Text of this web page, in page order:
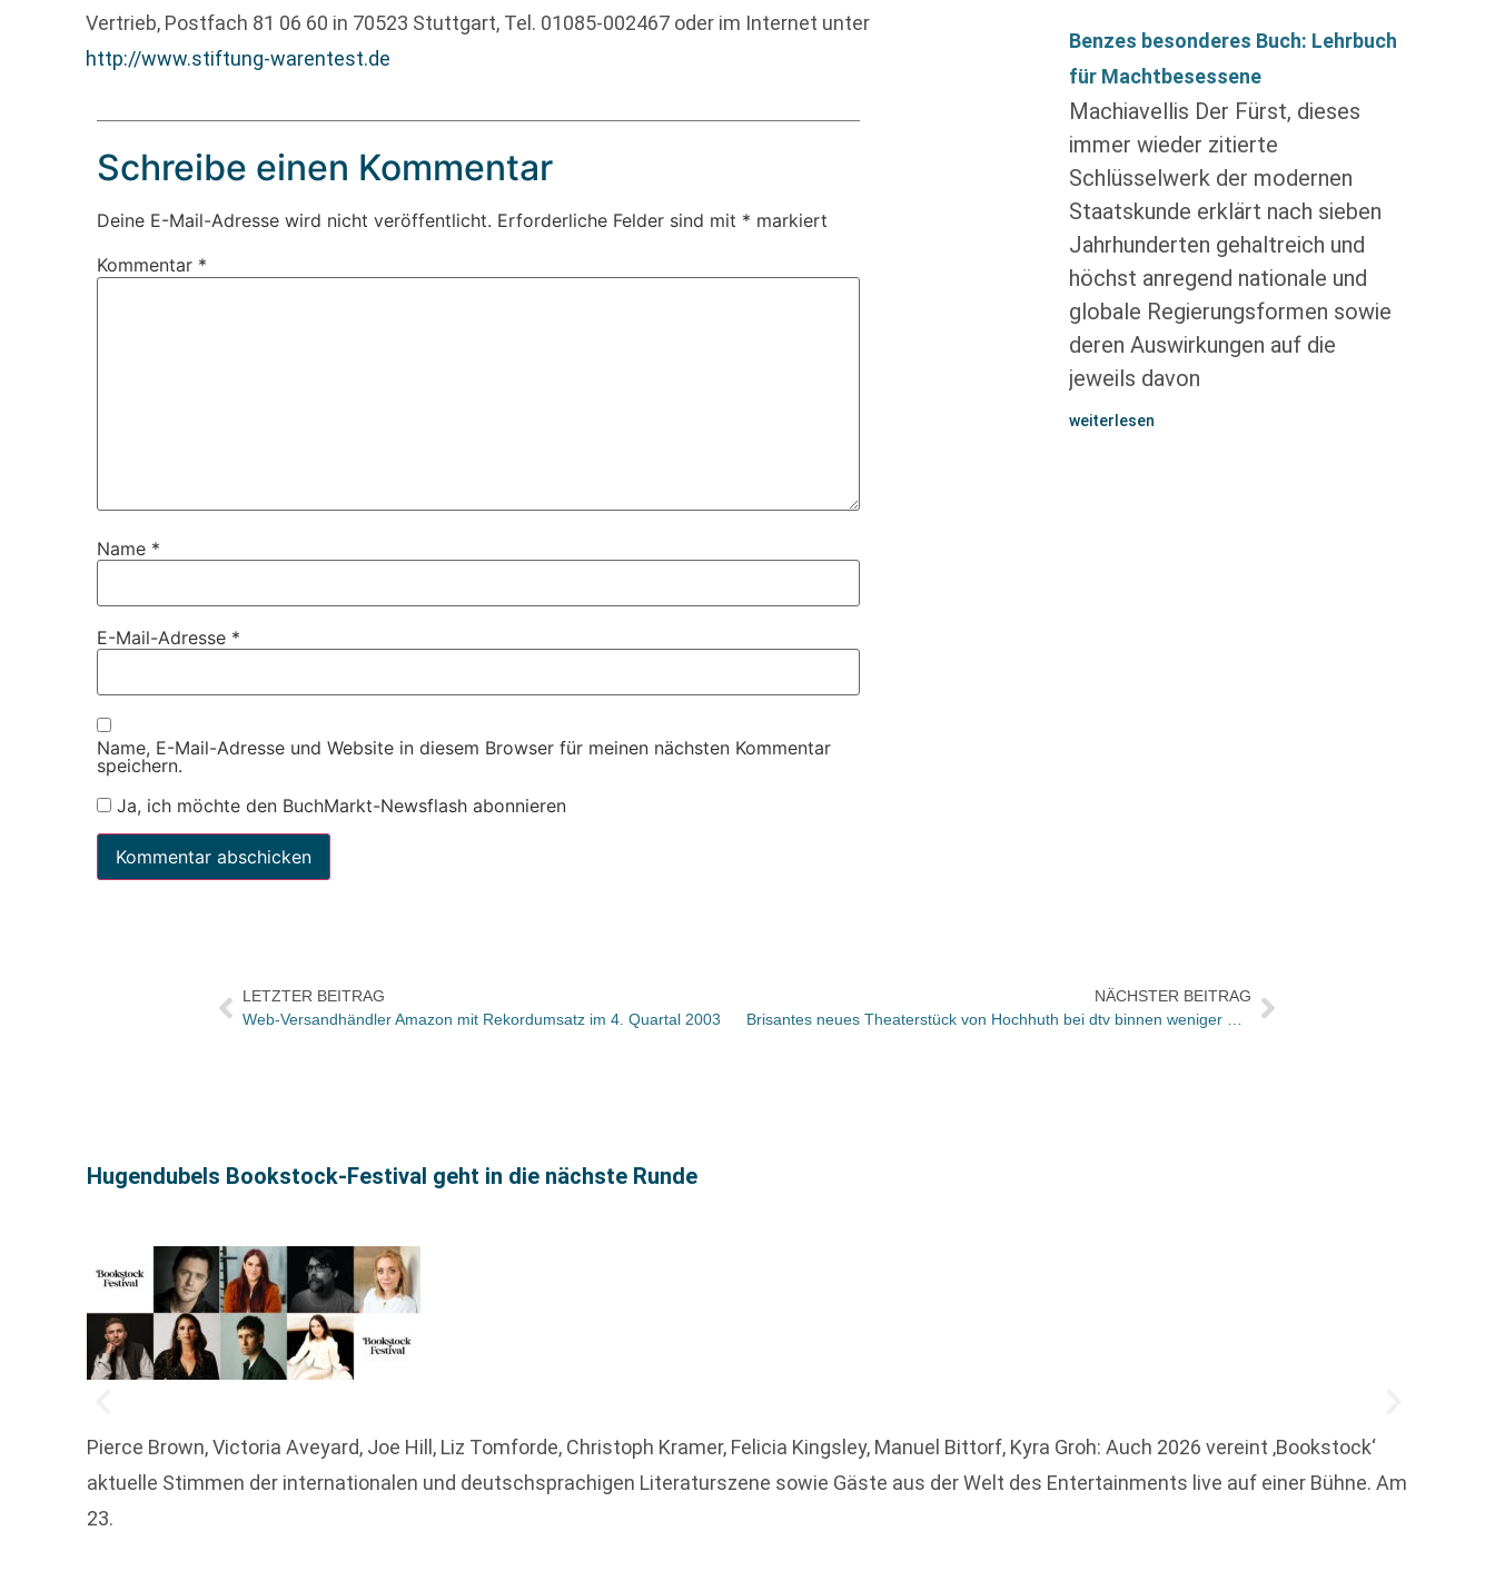
Vertrieb, Postfach 81 06 60 in 70523 Stuttgart, Tel. 01085-002467 oder im Internet unter
http://www.stiftung-warentest.de
Schreibe einen Kommentar
Deine E-Mail-Adresse wird nicht veröffentlicht. Erforderliche Felder sind mit * markiert
Kommentar *
Name *
E-Mail-Adresse *
Name, E-Mail-Adresse und Website in diesem Browser für meinen nächsten Kommentar
speichern.
Ja, ich möchte den BuchMarkt-Newsflash abonnieren
Benzes besonderes Buch: Lehrbuch
für Machtbesessene
Machiavellis Der Fürst, dieses
immer wieder zitierte
Schlüsselwerk der modernen
Staatskunde erklärt nach sieben
Jahrhunderten gehaltreich und
höchst anregend nationale und
globale Regierungsformen sowie
deren Auswirkungen auf die
jeweils davon
weiterlesen
LETZTER BEITRAG
Web-Versandhändler Amazon mit Rekordumsatz im 4. Quartal 2003
NÄCHSTER BEITRAG
Hugendubels Bookstock-Festival geht in die nächste Runde
Pierce Brown, Victoria Aveyard, Joe Hill, Liz Tomforde, Christoph Kramer, Felicia Kingsley, Manuel Bittorf, Kyra Groh: Auch 2026 vereint ‚Bookstock‘
aktuelle Stimmen der internationalen und deutschsprachigen Literaturszene sowie Gäste aus der Welt des Entertainments live auf einer Bühne. Am
23.